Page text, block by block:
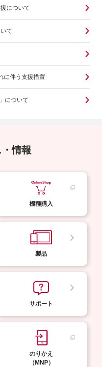
について
て
に伴う支援措置
について
情報
機種購入
製品
サポート
のりかえ
（MNP）